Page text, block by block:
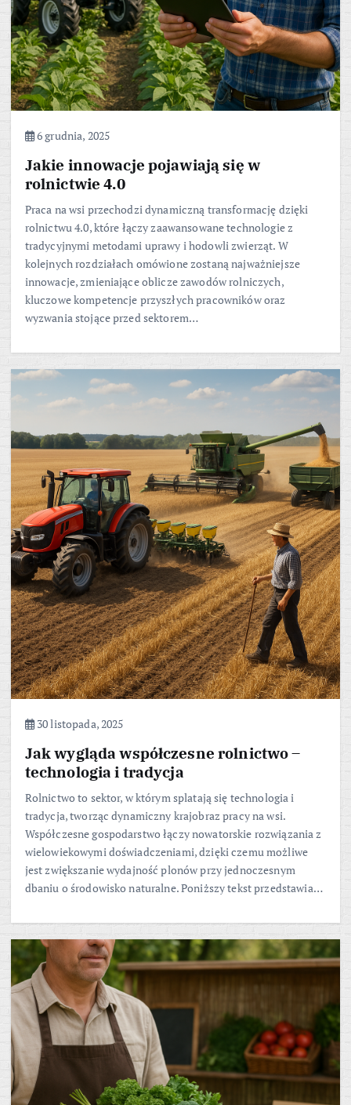
6 grudnia, 2025
Jakie innowacje pojawiają się w
rolnictwie 4.0
Praca na wsi przechodzi dynamiczną transformację dzięki
rolnictwu 4.0, które łączy zaawansowane technologie z
tradycyjnymi metodami uprawy i hodowli zwierząt. W
kolejnych rozdziałach omówione zostaną najważniejsze
innowacje, zmieniające oblicze zawodów rolniczych,
kluczowe kompetencje przyszłych pracowników oraz
wyzwania stojące przed sektorem…
30 listopada, 2025
Jak wygląda współczesne rolnictwo –
technologia i tradycja
Rolnictwo to sektor, w którym splatają się technologia i
tradycja, tworząc dynamiczny krajobraz pracy na wsi.
Współczesne gospodarstwo łączy nowatorskie rozwiązania z
wielowiekowymi doświadczeniami, dzięki czemu możliwe
jest zwiększanie wydajność plonów przy jednoczesnym
dbaniu o środowisko naturalne. Poniższy tekst przedstawia…